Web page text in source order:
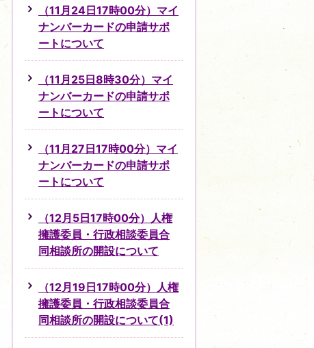
（11月24日17時00分）マイ
ナンバーカードの申請サポ
ートについて
（11月25日8時30分）マイ
ナンバーカードの申請サポ
ートについて
（11月27日17時00分）マイ
ナンバーカードの申請サポ
ートについて
（12月5日17時00分）人権
擁護委員・行政相談委員合
同相談所の開設について
（12月19日17時00分）人権
擁護委員・行政相談委員合
同相談所の開設について(1)